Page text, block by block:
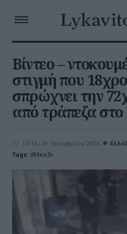
Βίντεο –
στιγμή που
σπρώχνει την
από τράπεζα στο
15:15 | 31 Οκτωβρίου 2024
Tags:
Μενίδι